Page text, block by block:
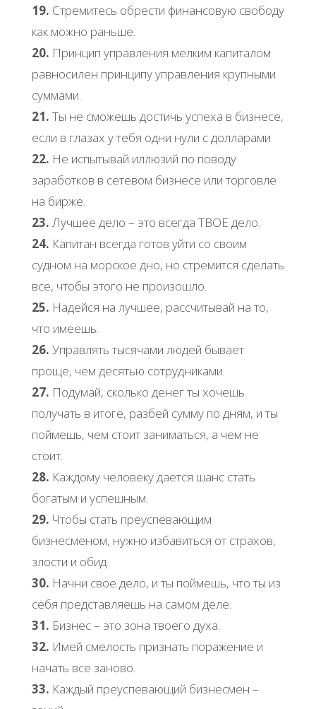
19. Стремитесь обрести финансовую свободу
как можно раньше.
20. Принцип управления мелким капиталом
равносилен принципу управления крупными
суммами.
21. Ты не сможешь достичь успеха в бизнесе,
если в глазах у тебя одни нули с долларами.
22. Не испытывай иллюзий по поводу
заработков в сетевом бизнесе или торговле
на бирже.
23. Лучшее дело – это всегда ТВОЕ дело.
24. Капитан всегда готов уйти со своим
судном на морское дно, но стремится сделать
все, чтобы этого не произошло.
25. Надейся на лучшее, рассчитывай на то,
что имеешь.
26. Управлять тысячами людей бывает
проще, чем десятью сотрудниками.
27. Подумай, сколько денег ты хочешь
получать в итоге, разбей сумму по дням, и ты
поймешь, чем стоит заниматься, а чем не
стоит.
28. Каждому человеку дается шанс стать
богатым и успешным.
29. Чтобы стать преуспевающим
бизнесменом, нужно избавиться от страхов,
злости и обид.
30. Начни свое дело, и ты поймешь, что ты из
себя представляешь на самом деле.
31. Бизнес – это зона твоего духа.
32. Имей смелость признать поражение и
начать все заново.
33. Каждый преуспевающий бизнесмен –